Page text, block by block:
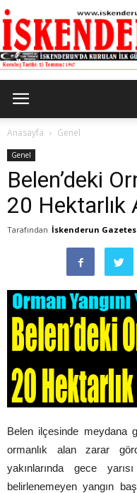
Anasayfa Genel
Genel
Belen’deki
20 Hektarlık
Tarafından İskenderun
Belen ilçesinde meydana
ormanlık alan zarar
yakınlarında gece
belirlenemeyen yangın